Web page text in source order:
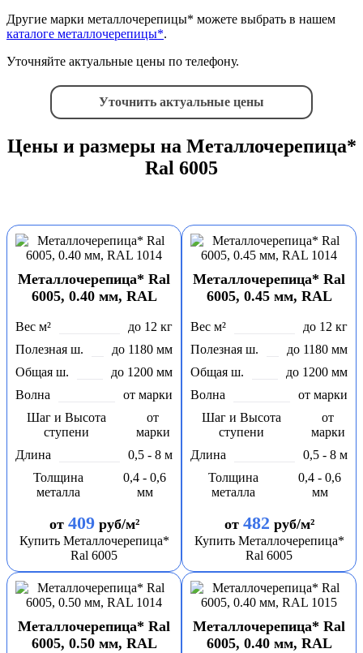
Другие марки металлочерепицы* можете выбрать в нашем
каталоге металлочерепицы*.
Уточняйте актуальные цены по телефону.
Уточнить актуальные цены
Цены и размеры на Металлочерепица*
Ral 6005
Металлочерепица* Ral
6005, 0.40 мм, RAL
Вес м²
до 12 кг
Полезная ш.
до 1180 мм
Общая ш.
до 1200 мм
Волна
от марки
Шаг и Высота
ступени
от
марки
Длина
0,5 - 8 м
Толщина
металла
0,4 - 0,6
мм
от 409руб/м²
Купить Металлочерепица*
Ral 6005
Металлочерепица* Ral
6005, 0.45 мм, RAL
Вес м²
до 12 кг
Полезная ш.
до 1180 мм
Общая ш.
до 1200 мм
Волна
от марки
Шаг и Высота
ступени
от
марки
Длина
0,5 - 8 м
Толщина
металла
0,4 - 0,6
мм
от 482 руб/м²
Купить Металлочерепица*
Ral 6005
Металлочерепица* Ral
6005, 0.50 мм, RAL
Металлочерепица* Ral
6005, 0.40 мм, RAL